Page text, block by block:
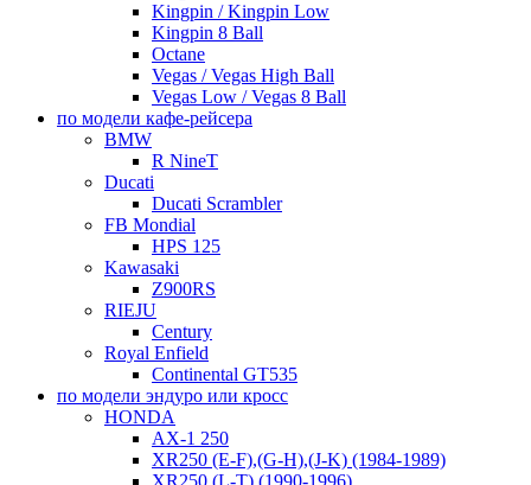
Kingpin / Kingpin Low
Kingpin 8 Ball
Octane
Vegas / Vegas High Ball
Vegas Low / Vegas 8 Ball
по модели кафе-рейсера
BMW
R NineT
Ducati
Ducati Scrambler
FB Mondial
HPS 125
Kawasaki
Z900RS
RIEJU
Century
Royal Enfield
Continental GT535
по модели эндуро или кросс
HONDA
AX-1 250
XR250 (E-F),(G-H),(J-K) (1984-1989)
XR250 (L-T) (1990-1996)